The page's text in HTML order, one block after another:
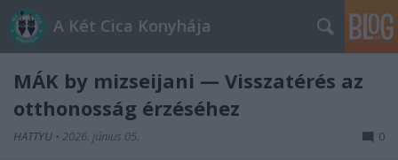
A Két Cica Konyhája
MÁK by mizseijani — Visszatérés az
otthonosság érzéséhez
HATTYU • 2026. június 05. 0